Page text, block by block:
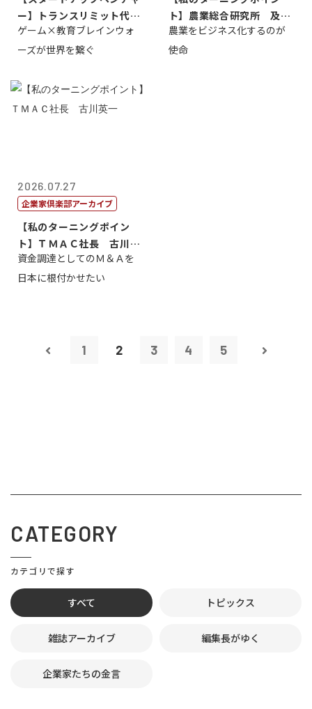
ー】トランスリミット代表
取締役社長 ...
ゲーム×教育ブレインウォ
ーズが世界を繋ぐ
ト】農業総合研究所 及川
智正
農業をビジネス化するのが
使命
2026.07.27
企業家倶楽部アーカイブ
【私のターニングポイン
ト】ＴＭＡＣ社長 古川英
一
資金調達としてのＭ＆Ａを
日本に根付かせたい
1 2 3 4 5
CATEGORY
カテゴリで探す
すべて トピックス
雑誌アーカイブ 編集長がゆく
企業家たちの金言